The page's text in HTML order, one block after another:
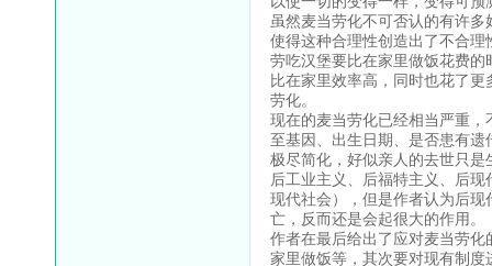
虽然麦当劳化不可否认的有许
使得这种合理性创造出了不合
劳吃汉堡要比在家里做饭花费
比在家里效率高，同时也花了
劳化。
现在的麦当劳化已经相当严重
至基因、出生日期、是否患有
极尽简化，好似亲人的去世只
后工业主义、后福特主义、后
现代社会），但是作者认为后
亡，反而还是会起很大的作用。
作者在最后给出了应对麦当劳
家里做饭等，其次要对现有制